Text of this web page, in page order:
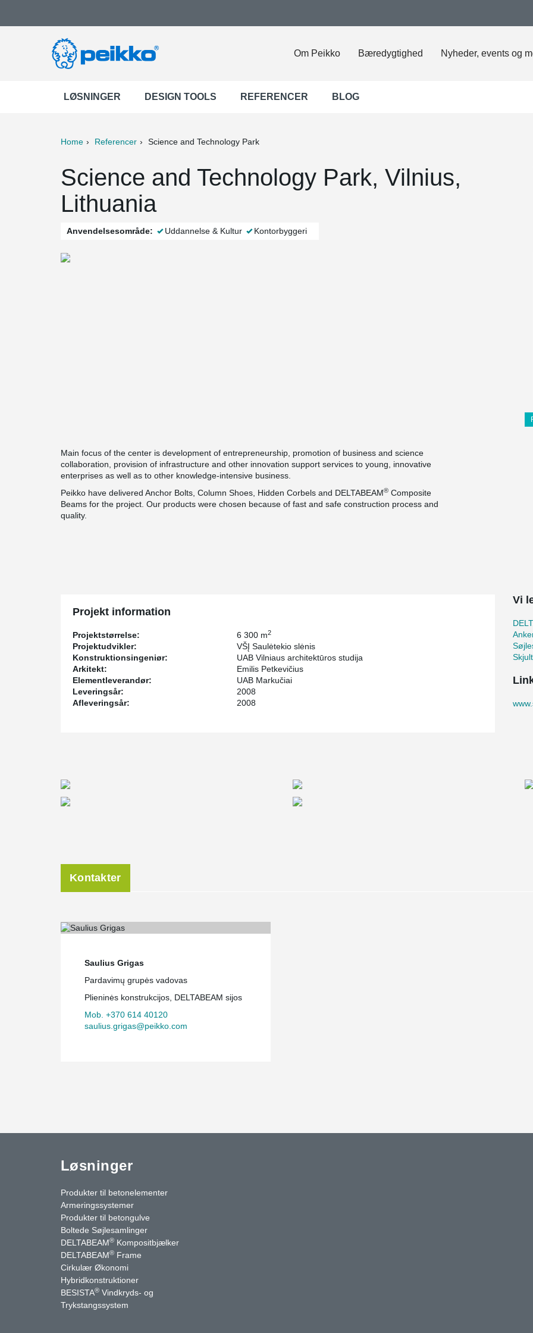
Om Peikko Bæredygtighed Nyheder, events og
LØSNINGER DESIGN TOOLS REFERENCER BLOG
Home Referencer Science and Technology Park
Science and Technology Park, Vilnius,
Lithuania
Anvendelsesområde: Uddannelse & Kultur Kontorbyggeri
Main focus of the center is development of entrepreneurship, promotion of business and science
collaboration, provision of infrastructure and other innovation support services to young, innovative
enterprises as well as to other knowledge-intensive business.
Peikko have delivered Anchor Bolts, Column Shoes, Hidden Corbels and DELTABEAM® Composite
Beams for the project. Our products were chosen because of fast and safe construction process and
quality.
Projekt information
Projektstørrelse: 6 300 m2
Projektudvikler:
VŠĮ Saulėtekio slėnis
Konstruktionsingeniør:
UAB Vilniaus architektūros studija
Arkitekt:
Emilis Petkevičius
Elementleverandør:
UAB Markučiai
Leveringsår:
2008
Afleveringsår:
2008
Vi
Kontakter
Saulius Grigas
Pardavimų grupės vadovas
Plieninės konstrukcijos, DELTABEAM sijos
Mob. +370 614 40120
saulius.grigas@peikko.com
Løsninger
Produkter til betonelementer
Armeringssystemer
Produkter til betongulve
Boltede Søjlesamlinger
DELTABEAM® Kompositbjælker
DELTABEAM® Frame
Cirkulær Økonomi
Hybridkonstruktioner
BESISTA® Vindkryds- og
Trykstangssystem